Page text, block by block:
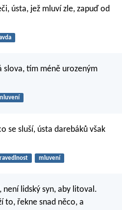
ústa, jež mluví zle, zapuď od
slova, tím méně urozeným
se sluší, ústa darebáků však
mluvení
není lidský syn, aby litoval.
to, řekne snad něco, a